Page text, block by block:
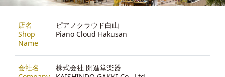
店名
Shop
Name
ピアノクラウド白山
Piano Cloud Hakusan
会社名
株式会社 開進堂楽器